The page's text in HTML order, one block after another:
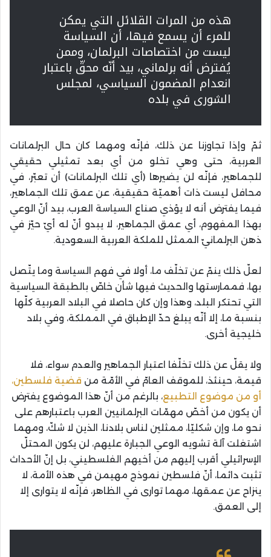
هذه من المرات القلائل التي يمكن
للمرء أن يسمع فيها، أن السياسة
ليست من اختصاصات البرلمان، وممن
يُفترض أنه برلماني، بيد أنّه محقّ باعتبار
انعدام المضمون السياسي، لمجلس
الشورى في بلده
ثمّ وإذا تجاوزنا عن ذلك، فإنّه ومهما كان حال البرلمانات
العربية، حتى وهي تخلو من أي بعد تمثيلي حقيقي
للجماهير، فإنّه لن يضيرها (أي تلك البرلمانات) أن تعبّر، في
محافل ليست ذات أهميّة حقيقية، عن عمق تلك الجماهير،
فيما يفترض أنه لا يؤذي صناع السياسة العرب، بيد أنّ الوعي
بهذا المفهوم، أي عمق الجماهير، لا يبدو أنّ له أيّ حيّز في
ذهن البرلمانيّ الممثل للملكة العربية السعودية.
لعلّ ذلك ينمّ عن تخلّف ما، أولا في فهم السياسة وما يتّصل
بها، فممارستها والحديث فيها شأن خاصّ بالطبقة السياسية
التي تحتكر البلد، وهذا وإن كان حاصلا في البلاد العربية كلّها
بنسبة ما، إلا أنّه يبلغ حدّ الإطباق في المملكة، وفي بلاد
خليجية أخرى.
ولا يقلّ عن ذلك تخلّفا اعتبار الجماهير والعدم سواء، فلا
قيمة، حينئذ، للموقف العامّ في الأمّة من قضية فلسطين،
أو من موضوع التطبيع، بالرغم من أنّ هذا الموضوع يفترض
أن يكون من أخصّ مهمّات البرلمانيين العرب باعتبارهم على
نحو ما، وإن شكليّا، ممثلين لناس بلادنا، الذين لا شكّ، ومهما
اشتغلت آلة تشويه الوعي الجبارة عليهم، لن يكون المحتلّ
الإسرائيلي أقرب إليهم من أخيهم الفلسطيني، بل إنّ الأحداث
تثبت دائما، أنّ فلسطين نموذج مهيمن في هذه الأمة، لا
ينزاح عن عمقها، مهما توارى في الظاهر، فإنّه لا يتوارى إلا
إلى العمق.